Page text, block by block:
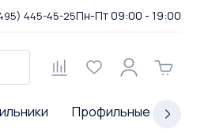
445-45-25Пн-Пт 09:00 - 19:00
Профильные